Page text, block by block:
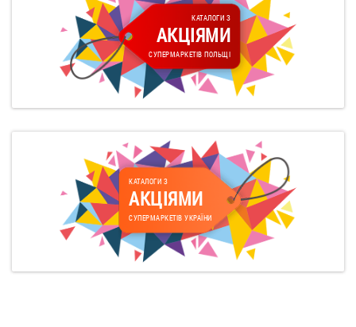
КАТАЛОГИ З
АКЦІЯМИ
СУПЕРМАРКЕТІВ ПОЛЬЩІ
КАТАЛОГИ З
АКЦІЯМИ
СУПЕРМАРКЕТІВ УКРАЇНИ